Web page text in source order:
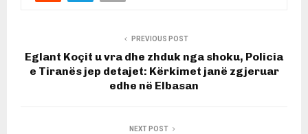
PREVIOUS POST
Eglant Koçit u vra dhe zhduk nga shoku, Policia
e Tiranës jep detajet: Kërkimet janë zgjeruar
edhe në Elbasan
NEXT POST